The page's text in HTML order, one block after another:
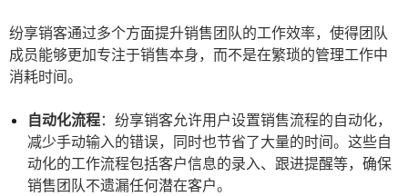
纷享销客通过多个方面提升销售团队的工作效率，使得团队
成员能够更加专注于销售本身，而不是在繁琐的管理工作中
消耗时间。
自动化流程：纷享销客允许用户设置销售流程的自动化，
减少手动输入的错误，同时也节省了大量的时间。这些自
动化的工作流程包括客户信息的录入、跟进提醒等，确保
销售团队不遗漏任何潜在客户。